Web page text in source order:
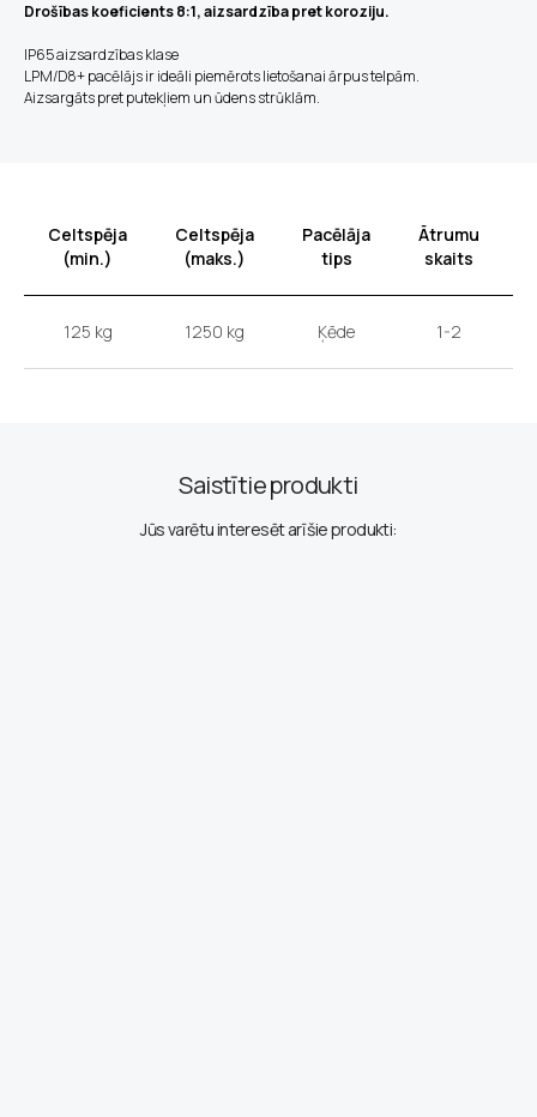
Drošības koeficients 8:1, aizsardzība pret koroziju.
IP65 aizsardzības klase
LPM/D8+ pacēlājs ir ideāli piemērots lietošanai ārpus telpām.
Aizsargāts pret putekļiem un ūdens strūklām.
Celtspēja
(min.)
Celtspēja
(maks.)
Pacēlāja
tips
Ātrumu
skaits
125 kg 1250 kg Ķēde 1-2
Jūs varētu interesēt arī šie produkti:
Saistītie produkti